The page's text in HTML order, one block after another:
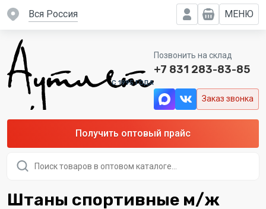
вся Россия МЕНЮ
C 1995 ГОДА
Позвонить на склад
+7 831 283-83-85
Заказ звонка
Получить оптовый прайс
товаров
Штаны спортивные м/ж